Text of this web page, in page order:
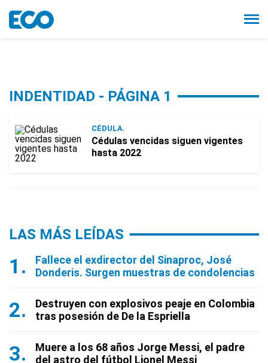
INDENTIDAD - PÁGINA 1
CÉDULA.
Cédulas vencidas siguen vigentes
hasta 2022
LAS MÁS LEÍDAS
Fallece el exdirector del Sinaproc, José
Donderis. Surgen muestras de condolencias
Destruyen con explosivos peaje en Colombia
tras posesión de De la Espriella
Muere a los 68 años Jorge Messi, el padre
del astro del fútbol Lionel Messi